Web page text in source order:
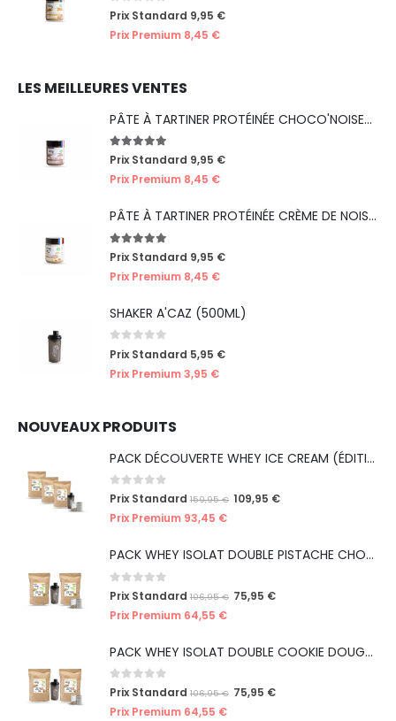
0 out of 5
Prix Standard 9,95 €
Prix Premium 8,45 €
LES MEILLEURES VENTES
PÂTE À TARTINER PROTÉINÉE CHOCO'NOISETTES
5.00out of 5
Prix Standard 9,95 €
Prix Premium 8,45 €
PÂTE À TARTINER PROTÉINÉE CRÈME DE NOISETTES
5.00out of 5
Prix Standard 9,95 €
Prix Premium 8,45 €
SHAKER A'CAZ (500ML)
0 out of 5
Prix Standard 5,95 €
Prix Premium3,95 €
NOUVEAUX PRODUITS
PACK DÉCOUVERTE WHEY ICE CREAM (ÉDITION LIMITÉE)
0 out of 5
Prix Standard 159,95€ 109,95 €
Prix Premium 93,45 €
PACK WHEY ISOLAT DOUBLE PISTACHE CHOCO' (ÉDITION LIMITÉE ICE CREAM)
0 out of 5
Prix Standard 106,95€ 75,95 €
Prix Premium 64,55 €
PACK WHEY ISOLAT DOUBLE COOKIE DOUGH (ÉDITION LIMITÉE ICE CREAM)
0 out of 5
Prix Standard 106,95€ 75,95 €
Prix Premium 64,55 €